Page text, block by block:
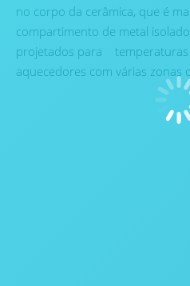
no corpo da cerâmica, que é
compartimento de metal
projetados para temperaturas
aquecedores com várias zonas